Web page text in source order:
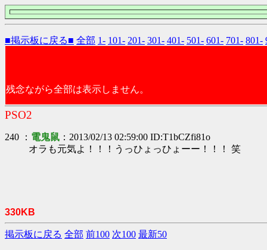
■掲示板に戻る■ 全部 1- 101- 201- 301- 401- 501- 601- 701- 801-
残念ながら全部は表示しません。
PSO2
240 ： 電鬼鼠 ：2013/02/13 02:59:00 ID:T1bCZfi81o
オラも元気よ！！！うっひょっひょーー！！！ 笑
330KB
掲示板に戻る 全部 前100 次100 最新50